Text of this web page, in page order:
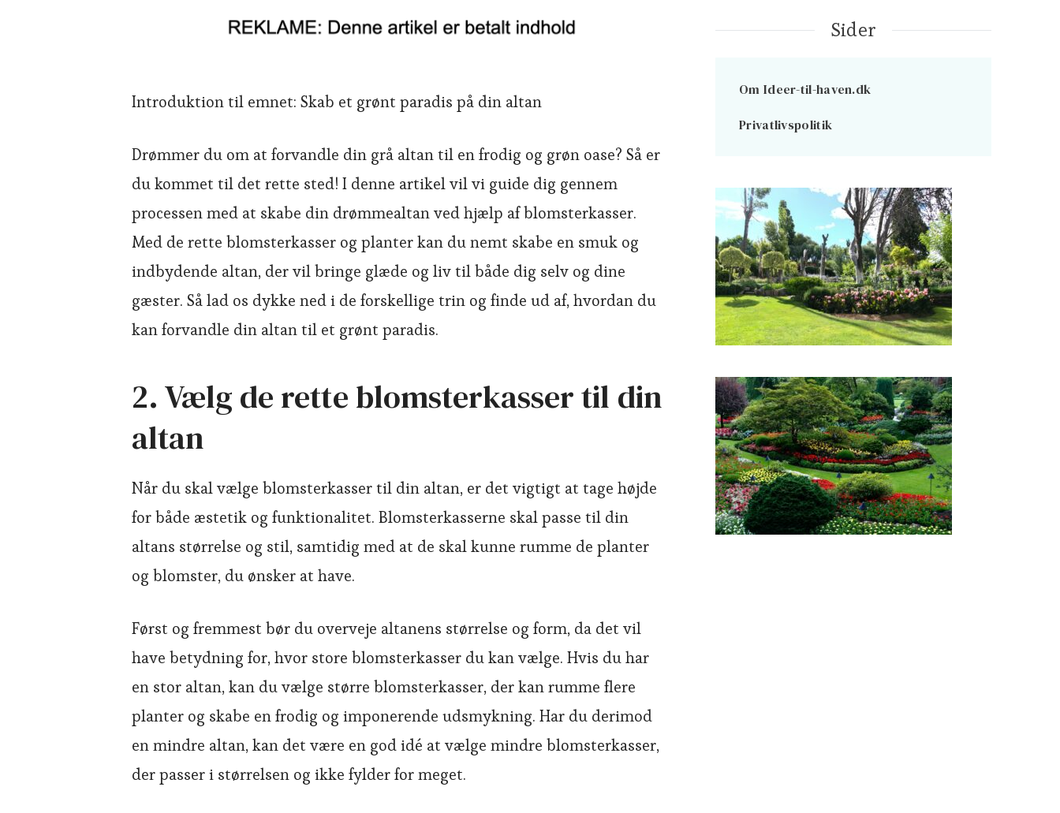
Introduktion til emnet: Skab et grønt paradis på din altan
Drømmer du om at forvandle din grå altan til en frodig og grøn oase? Så er
du kommet til det rette sted! I denne artikel vil vi guide dig gennem
processen med at skabe din drømmealtan ved hjælp af blomsterkasser.
Med de rette blomsterkasser og planter kan du nemt skabe en smuk og
indbydende altan, der vil bringe glæde og liv til både dig selv og dine
gæster. Så lad os dykke ned i de forskellige trin og finde ud af, hvordan du
kan forvandle din altan til et grønt paradis.
2. Vælg de rette blomsterkasser til din
altan
Når du skal vælge blomsterkasser til din altan, er det vigtigt at tage højde
for både æstetik og funktionalitet. Blomsterkasserne skal passe til din
altans størrelse og stil, samtidig med at de skal kunne rumme de planter
og blomster, du ønsker at have.
Først og fremmest bør du overveje altanens størrelse og form, da det vil
have betydning for, hvor store blomsterkasser du kan vælge. Hvis du har
en stor altan, kan du vælge større blomsterkasser, der kan rumme flere
planter og skabe en frodig og imponerende udsmykning. Har du derimod
en mindre altan, kan det være en god idé at vælge mindre blomsterkasser,
der passer i størrelsen og ikke fylder for meget.
Sider
Om Ideer-til-haven.dk
Privatlivspolitik